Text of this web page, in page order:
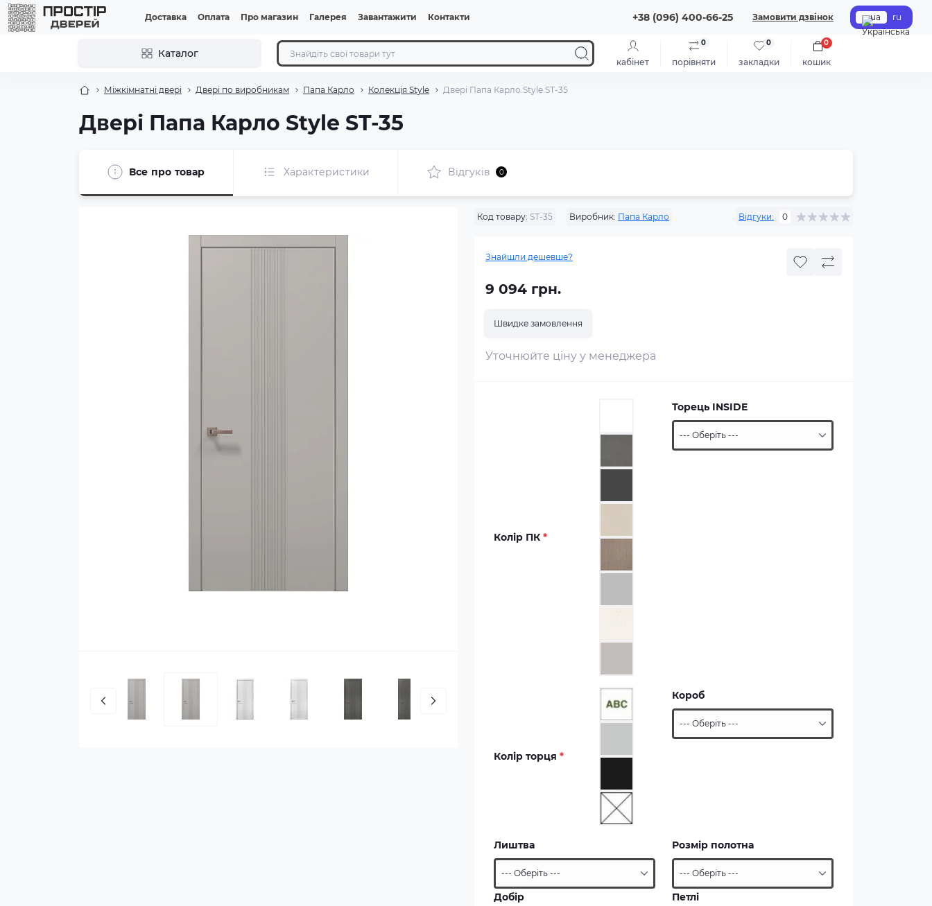
Доставка Оплата Про магазин Галерея Завантажити Контакти +38 (096) 400-66-25 Замовити дзвінок ua ru
Каталог
кабінет порівняти
0
закладки
0
кошик
0
Міжкімнатні двері Двері по виробникам Папа Карло Колекція Style Двері Папа Карло Style ST-35
Двері Папа Карло Style ST-35
Все про товар Характеристики Відгуків 0
Код товару: ST-35 Виробник: Папа Карло Відгуки: 0
Знайшли дешевше?
9 094 грн.
Швидке замовлення
Уточнюйте ціну у менеджера
Колір ПК *
Торець INSIDE
Колір торця *
Короб
Лиштва Розмір полотна
Добір Петлі